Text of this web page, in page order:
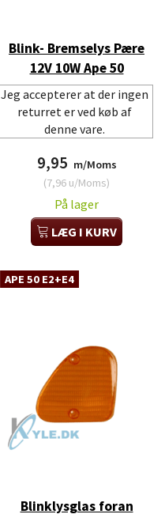
Blink- Bremselys Pære
12V 10W Ape 50
Jeg accepterer at der ingen
returret er ved køb af
denne vare.
9,95 m/Moms
(7,96 u/Moms)
På lager
LÆG I KURV
APE 50 E2+E4
Blinklysglas foran